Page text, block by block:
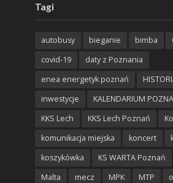
Tagi
autobusy bieganie bimba
covid-19
daty z Poznania
enea energetyk poznań
inwestycje
KALENDARIUM
KKS Lech
KKS Lech Poznań
komunikacja miejska
koncert
koszykówka
KS WARTA Poznań
Malta
mecz MPK MTP